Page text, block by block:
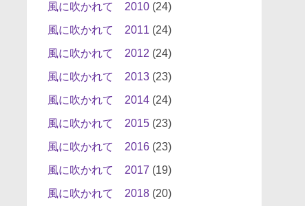
風に吹かれて 2010(24)
風に吹かれて 2011 (24)
風に吹かれて 2012 (24)
風に吹かれて 2013(23)
風に吹かれて 2014(24)
風に吹かれて 2015(23)
風に吹かれて 2016(23)
風に吹かれて 2017 (19)
風に吹かれて 2018(20)